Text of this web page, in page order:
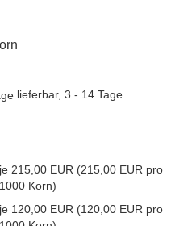
lieferbar, 3 - 14 Tage
je 215,00 EUR (215,00 EUR pro
1000 Korn)
je 120,00 EUR (120,00 EUR pro